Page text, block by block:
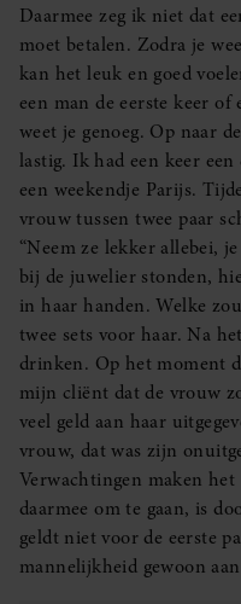
Daarmee zeg ik niet dat
moet betalen. Zodra je
kan het leuk en goed
een man de eerste keer
weet je genoeg. Op naar
lastig. Ik had een keer
een weekendje Parijs.
vrouw tussen twee paar
“Neem ze lekker allebei,
bij de juwelier stonden,
in haar handen. Welke
twee sets voor haar. Na
drinken. Op het moment
mijn cliënt dat de vrouw
veel geld aan haar
vrouw, dat was zijn
Verwachtingen maken
daarmee om te gaan, is
geldt niet voor de eerste
mannelijkheid gewoon aan